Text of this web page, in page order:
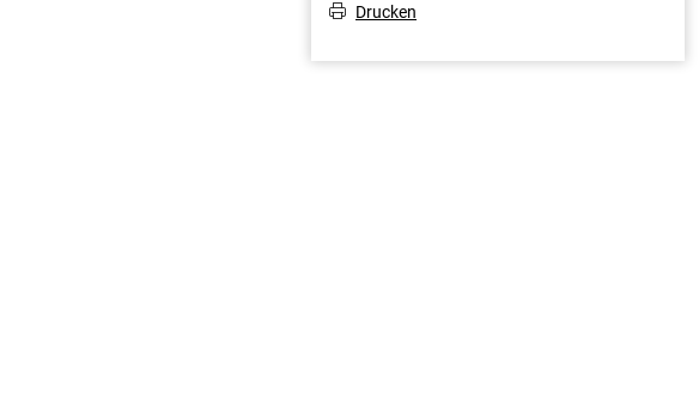
T Drucken